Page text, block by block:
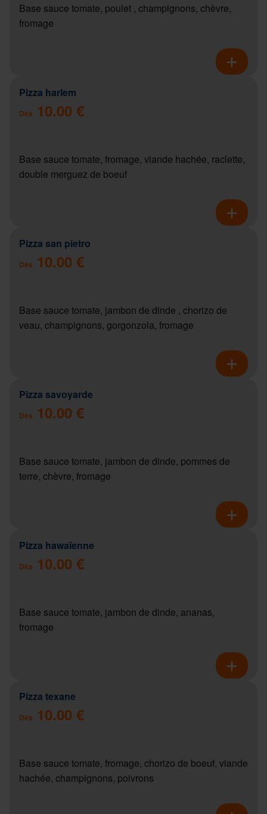
Base sauce tomate, poulet , champignons, chèvre,
fromage
Pizza harlem
Dès 10.00 €
Base sauce tomate, fromage, viande hachée, raclette,
double merguez de boeuf
Pizza san pietro
Dès 10.00 €
Base sauce tomate, jambon de dinde , chorizo de
veau, champignons, gorgonzola, fromage
Pizza savoyarde
Dès 10.00 €
Base sauce tomate, jambon de dinde, pommes de
terre, chèvre, fromage
Pizza hawaïenne
Dès 10.00 €
Base sauce tomate, jambon de dinde, ananas,
fromage
Pizza texane
Dès 10.00 €
Base sauce tomate, fromage, chorizo de boeuf, viande
hachée, champignons, poivrons